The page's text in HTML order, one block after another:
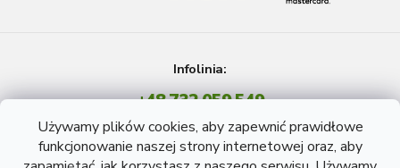
Używamy plików cookies, aby zapewnić prawidłowe
funkcjonowanie naszej strony internetowej oraz, aby
Infolinia:
+48 732 059 549
Pon - Pt: 8 - 15 godź.
info@atreon.pl